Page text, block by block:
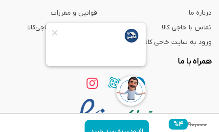
۹۰,۰۰۰ ۴%
درباره ما
تماس با خاجی کالا
ورود به سایت خاجی‌ کالا
قوانین و مقررات
راهنمای خرید از خاجی‌کالا
همراه با ما